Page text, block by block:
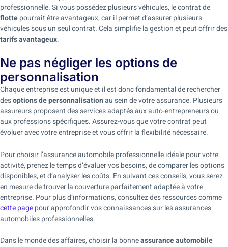
professionnelle. Si vous possédez plusieurs véhicules, le contrat de
flottepourrait être avantageux, car il permet d’assurer plusieurs
véhicules sous un seul contrat. Cela simplifie la gestion et peut offrir des
tarifs avantageux.
Ne pas négliger les options de
personnalisation
Chaque entreprise est unique et il est donc fondamental de rechercher
desoptions de personnalisationau sein de votre assurance. Plusieurs
assureurs proposent des services adaptés aux auto-entrepreneurs ou
aux professions spécifiques. Assurez-vous que votre contrat peut
évoluer avec votre entreprise et vous offrir la flexibilité nécessaire.
Pour choisir l’assurance automobile professionnelle idéale pour votre
activité, prenez le temps d’évaluer vos besoins, de comparer les options
disponibles, et d’analyser les coûts. En suivant ces conseils, vous serez
en mesure de trouver la couverture parfaitement adaptée à votre
entreprise. Pour plus d’informations, consultez des ressources comme
cette pagepour approfondir vos connaissances sur les assurances
automobiles professionnelles.
Dans le monde des affaires, choisir la bonneassurance automobile